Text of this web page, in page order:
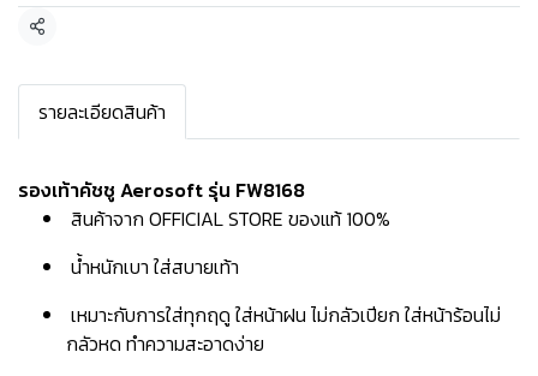
แชร์
รายละเอียดสินค้า
รองเท้าคัชชู Aerosoft รุ่น FW8168
สินค้าจาก OFFICIAL STORE ของแท้ 100%
น้ำหนักเบา ใส่สบายเท้า
เหมาะกับการใส่ทุกฤดู ใส่หน้าฝน ไม่กลัวเปียก ใส่หน้าร้อนไม่
กลัวหด ทำความสะอาดง่าย